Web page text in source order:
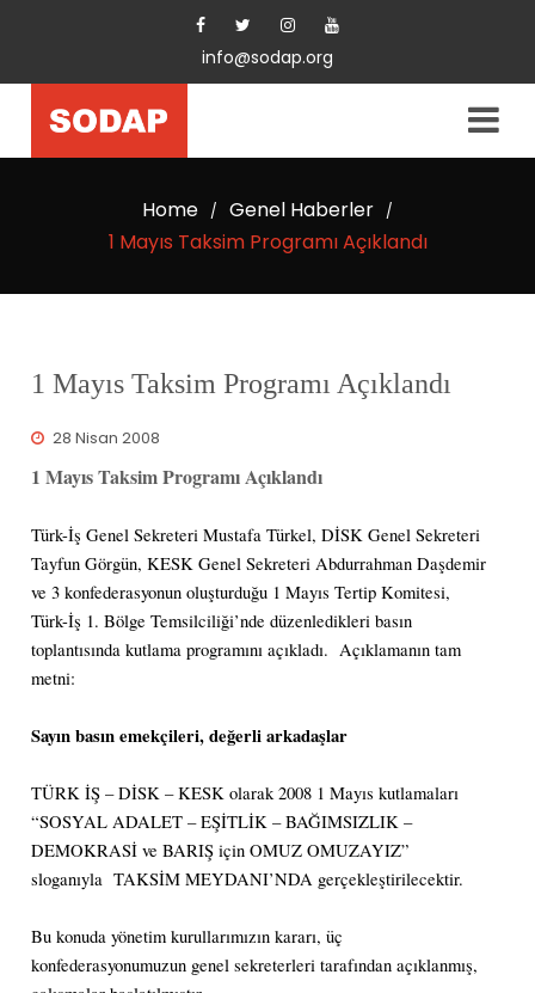
info@sodap.org
Home / Genel Haberler /
1 Mayıs Taksim Programı Açıklandı
1 Mayıs Taksim Programı Açıklandı
28 Nisan 2008
1 Mayıs Taksim Programı Açıklandı
Türk-İş Genel Sekreteri Mustafa Türkel, DİSK Genel Sekreteri
Tayfun Görgün, KESK Genel Sekreteri Abdurrahman Daşdemir
ve 3 konfederasyonun oluşturduğu 1 Mayıs Tertip Komitesi,
Türk-İş 1. Bölge Temsilciliği’nde düzenledikleri basın
toplantısında kutlama programını açıkladı. Açıklamanın tam
metni:
Sayın basın emekçileri, değerli arkadaşlar
TÜRK İŞ – DİSK – KESK olarak 2008 1 Mayıs kutlamaları
“SOSYAL ADALET – EŞİTLİK – BAĞIMSIZLIK –
DEMOKRASİ ve BARIŞ için OMUZ OMUZAYIZ”
sloganıyla TAKSİM MEYDANI’NDA gerçekleştirilecektir.
Bu konuda yönetim kurullarımızın kararı, üç
konfederasyonumuzun genel sekreterleri tarafından açıklanmış,